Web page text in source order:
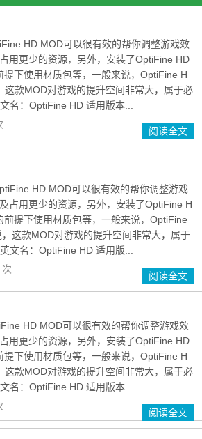
HD MOD可以很有效的帮你调整游戏效
用更少的资源，另外，安装了OptiFine HD
下使用材质包等，一般来说，OptiFine H
款MOD对游戏的提升空间非常大，属于必
名：OptiFine HD 适用版本...
阅读全文
HD MOD可以很有效的帮你调整游戏
占用更少的资源，另外，安装了OptiFine H
提下使用材质包等，一般来说，OptiFine
这款MOD对游戏的提升空间非常大，属于
文名：OptiFine HD 适用版...
阅读全文
HD MOD可以很有效的帮你调整游戏效
用更少的资源，另外，安装了OptiFine HD
下使用材质包等，一般来说，OptiFine H
款MOD对游戏的提升空间非常大，属于必
名：OptiFine HD 适用版本...
阅读全文